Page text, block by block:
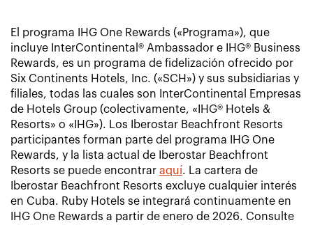
El programa IHG One Rewards («Programa»), que
incluye InterContinental® Ambassador e IHG® Business
Rewards, es un programa de fidelización ofrecido por
Six Continents Hotels, Inc. («SCH») y sus subsidiarias y
filiales, todas las cuales son InterContinental Empresas
de Hotels Group (colectivamente, «IHG® Hotels &
Resorts» o «IHG»). Los Iberostar Beachfront Resorts
participantes forman parte del programa IHG One
Rewards, y la lista actual de Iberostar Beachfront
Resorts se puede encontrar aquí. La cartera de
Iberostar Beachfront Resorts excluye cualquier interés
en Cuba. Ruby Hotels se integrará continuamente en
IHG One Rewards a partir de enero de 2026. Consulte